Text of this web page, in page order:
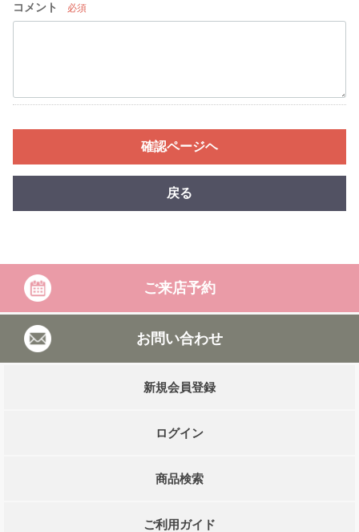
コメント 必須
確認ページヘ
戻る
ご来店予約
お問い合わせ
新規会員登録
ログイン
商品検索
ご利用ガイド